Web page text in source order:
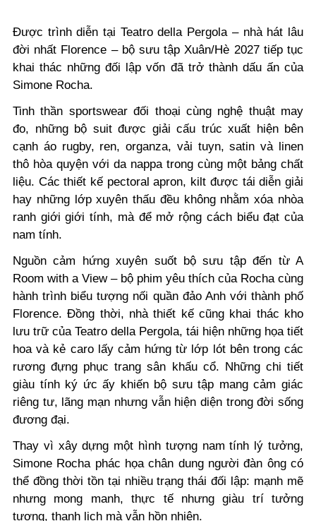
Được trình diễn tại Teatro della Pergola – nhà hát lâu
đời nhất Florence – bộ sưu tập Xuân/Hè 2027 tiếp tục
khai thác những đối lập vốn đã trở thành dấu ấn của
Simone Rocha.
Tinh thần sportswear đối thoại cùng nghệ thuật may
đo, những bộ suit được giải cấu trúc xuất hiện bên
cạnh áo rugby, ren, organza, vải tuyn, satin và linen
thô hòa quyện với da nappa trong cùng một bảng chất
liệu. Các thiết kế pectoral apron, kilt được tái diễn giải
hay những lớp xuyên thấu đều không nhằm xóa nhòa
ranh giới giới tính, mà để mở rộng cách biểu đạt của
nam tính.
Nguồn cảm hứng xuyên suốt bộ sưu tập đến từ A
Room with a View– bộ phim yêu thích của Rocha cùng
hành trình biểu tượng nối quần đảo Anh với thành phố
Florence. Đồng thời, nhà thiết kế cũng khai thác kho
lưu trữ của Teatro della Pergola, tái hiện những họa tiết
hoa và kẻ caro lấy cảm hứng từ lớp lót bên trong các
rương đựng phục trang sân khấu cổ. Những chi tiết
giàu tính ký ức ấy khiến bộ sưu tập mang cảm giác
riêng tư, lãng mạn nhưng vẫn hiện diện trong đời sống
đương đại.
Thay vì xây dựng một hình tượng nam tính lý tưởng,
Simone Rocha phác họa chân dung người đàn ông có
thể đồng thời tồn tại nhiều trạng thái đối lập: mạnh mẽ
nhưng mong manh, thực tế nhưng giàu trí tưởng
tượng, thanh lịch mà vẫn hồn nhiên.